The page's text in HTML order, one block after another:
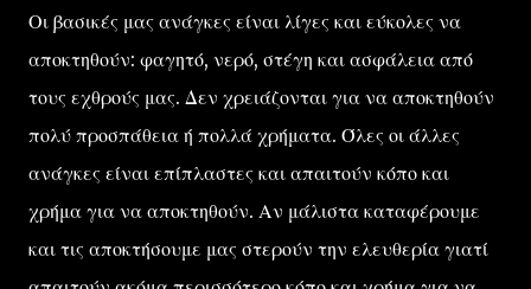
Οι βασικές μας ανάγκες είναι λίγες και εύκολες να
αποκτηθούν: φαγητό, νερό, στέγη και ασφάλεια από
τους εχθρούς μας. Δεν χρειάζονται για να αποκτηθούν
πολύ προσπάθεια ή πολλά χρήματα. Όλες οι άλλες
ανάγκες είναι επίπλαστες και απαιτούν κόπο και
χρήμα για να αποκτηθούν. Αν μάλιστα καταφέρουμε
και τις αποκτήσουμε μας στερούν την ελευθερία γιατί